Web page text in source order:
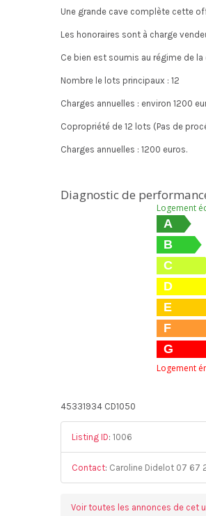
Une grande cave complète cette
Les honoraires sont à charge
Ce bien est soumis au régime de
Nombre le lots principaux : 12
Charges annuelles : environ 1200
Copropriété de 12 lots (Pas de
Charges annuelles : 1200 euros.
Diagnostic de
Logement
A
B
C
D
E
F
G
Logement
45331934 CD1050
Listing ID: 1006
Contact: Caroline Didelot 07 67
Voir toutes les annonces de cet